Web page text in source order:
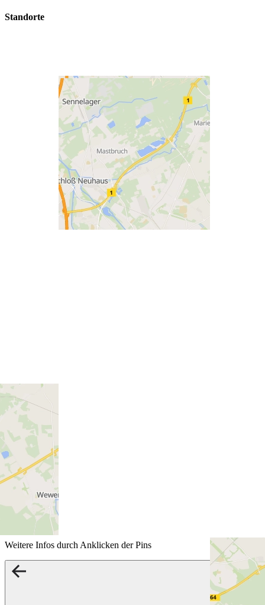
Standorte
Weitere Infos durch Anklicken der Pins